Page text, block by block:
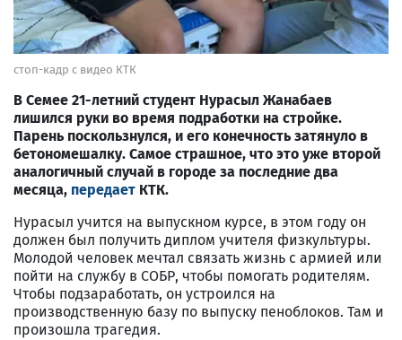
стоп-кадр с видео КТК
В Семее 21-летний студент Нурасыл Жанабаев
лишился руки во время подработки на стройке.
Парень поскользнулся, и его конечность затянуло в
бетономешалку. Самое страшное, что это уже второй
аналогичный случай в городе за последние два
месяца, передает КТК.
Нурасыл учится на выпускном курсе, в этом году он
должен был получить диплом учителя физкультуры.
Молодой человек мечтал связать жизнь с армией или
пойти на службу в СОБР, чтобы помогать родителям.
Чтобы подзаработать, он устроился на
производственную базу по выпуску пеноблоков. Там и
произошла трагедия.